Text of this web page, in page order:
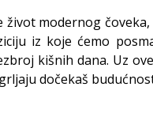
život modernog
iz koje ćemo
kišnih dana. Uz
dočekaš